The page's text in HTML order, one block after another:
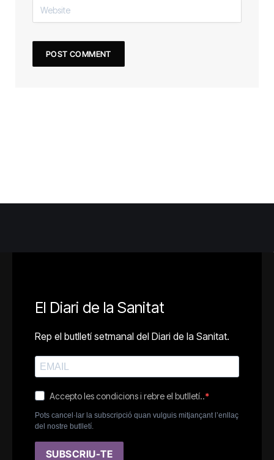
El Diari de la Sanitat
Rep el butlletí setmanal del Diari de la Sanitat.
Accepto les condicions i rebre el butlletí..
Pots cancel·lar la subscripció quan vulguis mitjançant l’enllaç
del nostre butlletí.
SUBSCRIU-TE